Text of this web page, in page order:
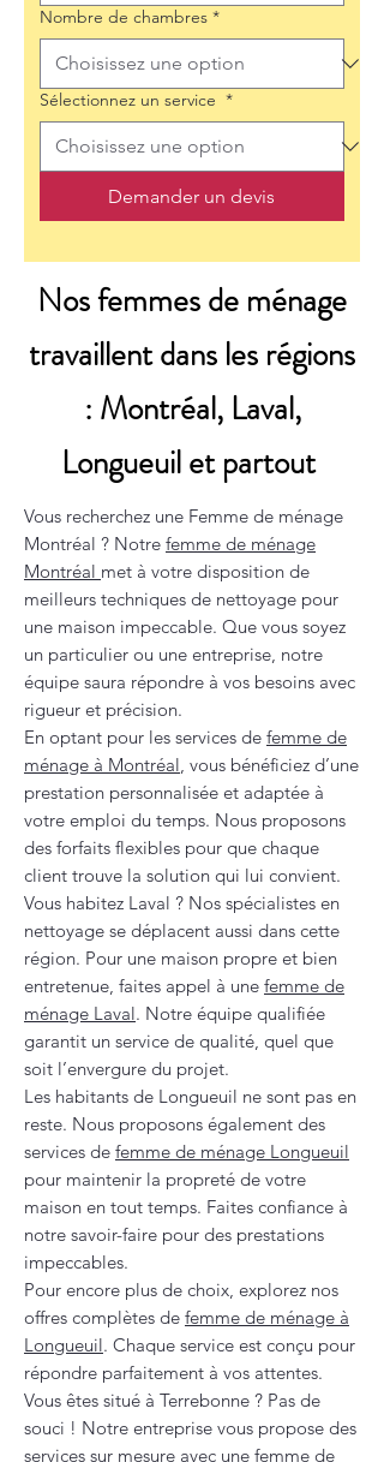
Nombre de chambres *
Sélectionnez un service *
Demander un devis
Nos femmes de ménage
travaillent dans les régions
: Montréal, Laval,
Longueuil et partout
Vous recherchez une Femme de ménage
Montréal ? Notre femme de ménage
Montréal met à votre disposition de
meilleurs techniques de nettoyage pour
une maison impeccable. Que vous soyez
un particulier ou une entreprise, notre
équipe saura répondre à vos besoins avec
rigueur et précision.
En optant pour les services de femme de
ménage à Montréal, vous bénéficiez d’une
prestation personnalisée et adaptée à
votre emploi du temps. Nous proposons
des forfaits flexibles pour que chaque
client trouve la solution qui lui convient.
Vous habitez Laval ? Nos spécialistes en
nettoyage se déplacent aussi dans cette
région. Pour une maison propre et bien
entretenue, faites appel à une femme de
ménage Laval. Notre équipe qualifiée
garantit un service de qualité, quel que
soit l’envergure du projet.
Les habitants de Longueuil ne sont pas en
reste. Nous proposons également des
services de femme de ménage Longueuil
pour maintenir la propreté de votre
maison en tout temps. Faites confiance à
notre savoir-faire pour des prestations
impeccables.
Pour encore plus de choix, explorez nos
offres complètes de femme de ménage à
Longueuil. Chaque service est conçu pour
répondre parfaitement à vos attentes.
Vous êtes situé à Terrebonne ? Pas de
souci ! Notre entreprise vous propose des
services sur mesure avec une femme de